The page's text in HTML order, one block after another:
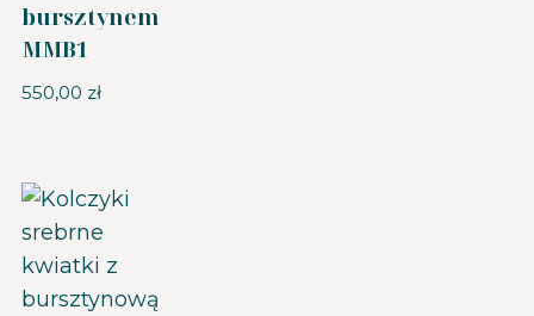
bursztynem
MMB1
550,00 zł